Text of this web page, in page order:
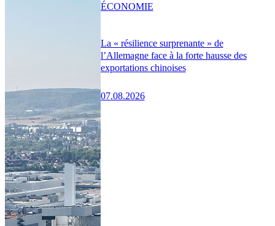
La « résilience surprenante » de
l’Allemagne face à la forte hausse des
exportations chinoises
07.08.2026
ÉCONOMIE